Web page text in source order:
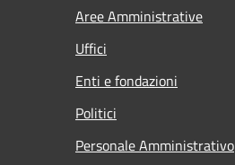
Aree Amministrative
Uffici
Enti e fondazioni
Politici
Personale Amministrativo